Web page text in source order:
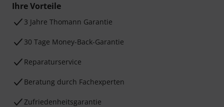
Ihre Vorteile
3 Jahre Thomann Garantie
30 Tage Money-Back-Garantie
Reparaturservice
Beratung durch Fachexperten
Zufriedenheitsgarantie